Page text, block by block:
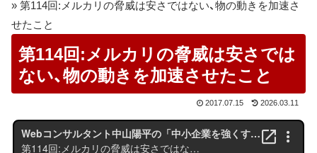
» 第114回:メルカリの脅威は安さではない、物の動きを加速さ
せたこと
第114回:メルカリの脅威は安さでは
ない、物の動きを加速させたこと
2017.07.15 2026.03.11